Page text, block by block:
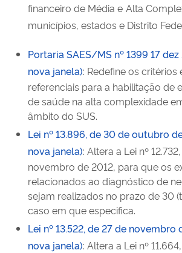
financeiro de Média e Alta
municípios, estados e Distrito
Portaria SAES/MS nº 1399 17
nova janela): Redefine os
referenciais para a habilitação de
de saúde na alta complexidade
âmbito do SUS.
Lei nº 13.896, de 30 de outubro
nova janela): Altera a Lei nº
novembro de 2012, para que os
relacionados ao diagnóstico de
sejam realizados no prazo de 30
caso em que especifica.
Lei nº 13.522, de 27 de novembro
nova janela): Altera a Lei nº